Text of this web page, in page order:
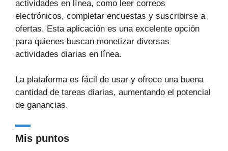
actividades en línea, como leer correos
electrónicos, completar encuestas y suscribirse a
ofertas. Esta aplicación es una excelente opción
para quienes buscan monetizar diversas
actividades diarias en línea.
La plataforma es fácil de usar y ofrece una buena
cantidad de tareas diarias, aumentando el potencial
de ganancias.
Mis puntos